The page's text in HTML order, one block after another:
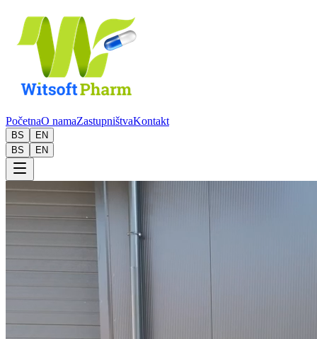
PočetnaO namaZastupništvaKontakt
BS
EN
BS
EN